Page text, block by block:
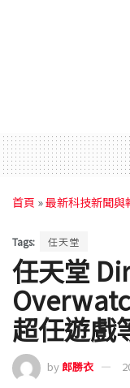
首頁 »最新科技新聞與
Tags: 任天堂
任天堂
超任遊戲
by 郎勝衣